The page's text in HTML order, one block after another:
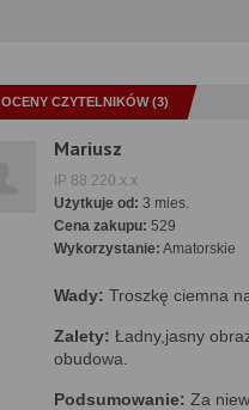
OCENY CZYTELNIKÓW (3)
Mariusz
IP 88.220.x.x
Użytkuje od: 3 mies.
Cena zakupu: 529
Wykorzystanie: Amatorskie
Wady: Troszkę ciemna
Zalety: Ładny,jasny
obudowa.
Podsumowanie: Za